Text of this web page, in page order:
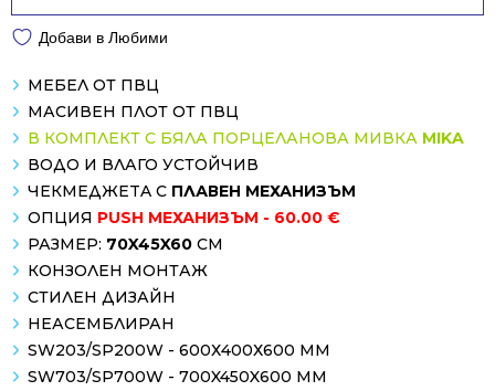
Добави в Любими
МЕБЕЛ ОТ ПВЦ
МАСИВЕН ПЛОТ ОТ ПВЦ
В КОМПЛЕКТ С БЯЛА ПОРЦЕЛАНОВА МИВКА MIKA
ВОДО И ВЛАГО УСТОЙЧИВ
ЧЕКМЕДЖЕTA С ПЛАВЕН МЕХАНИЗЪМ
ОПЦИЯ PUSH МЕХАНИЗЪМ - 60.00 €
РАЗМЕР: 70X45X60 СМ
КОНЗОЛЕН МОНТАЖ
СТИЛЕН ДИЗАЙН
НЕАСЕМБЛИРАН
SW203/SP200W - 600Х400Х600 ММ
SW703/SP700W - 700X450X600 ММ